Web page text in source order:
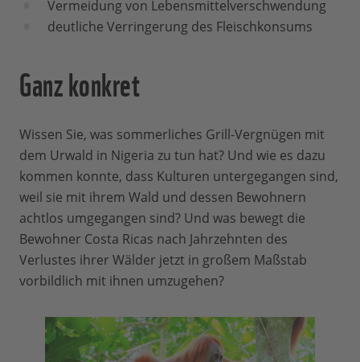
Vermeidung von Lebensmittelverschwendung
deutliche Verringerung des Fleischkonsums
Ganz konkret
Wissen Sie, was sommerliches Grill-Vergnügen mit
dem Urwald in Nigeria zu tun hat? Und wie es dazu
kommen konnte, dass Kulturen untergegangen sind,
weil sie mit ihrem Wald und dessen Bewohnern
achtlos umgegangen sind? Und was bewegt die
Bewohner Costa Ricas nach Jahrzehnten des
Verlustes ihrer Wälder jetzt in großem Maßstab
vorbildlich mit ihnen umzugehen?